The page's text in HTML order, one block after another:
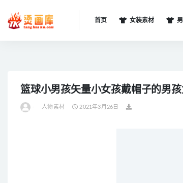
首页 女装素材
篮球小男孩矢量小女孩戴帽子的男
- 人物素材 2021年3月26日